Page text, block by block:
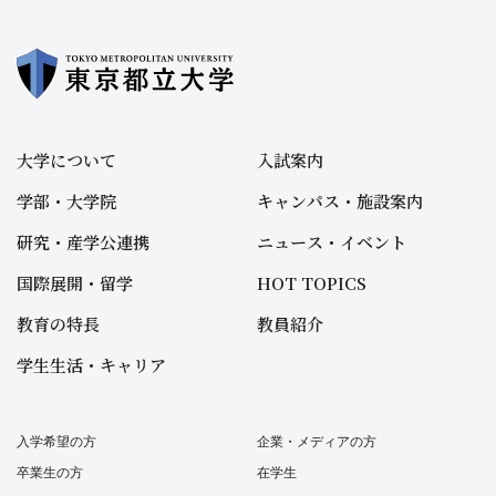
大学について
学部・大学院
研究・産学公連携
国際展開・留学
教育の特長
学生生活・キャリア
入試案内
キャンパス・施設案内
ニュース・イベント
HOT TOPICS
教員紹介
入学希望の方
卒業生の方
企業・メディアの方
在学生